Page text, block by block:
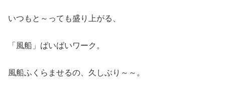
いつもと～っても盛り上がる、
「風船」ばいばいワーク。
風船ふくらませるの、久しぶり～～。